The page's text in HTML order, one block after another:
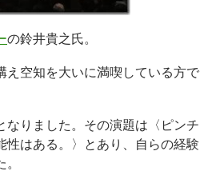
の鈴井貴之氏。
え空知を大いに満喫している方で
なりました。その演題は〈ピンチ
性はある。〉とあり、自らの経験